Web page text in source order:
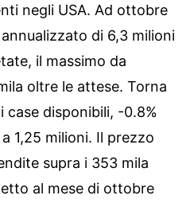
negli USA. Ad ottobre
di 6,3 milioni
il massimo da
oltre le attese. Torna
case disponibili, -0.8%
1,25 milioni. Il prezzo
supra i 353 mila
al mese di ottobre